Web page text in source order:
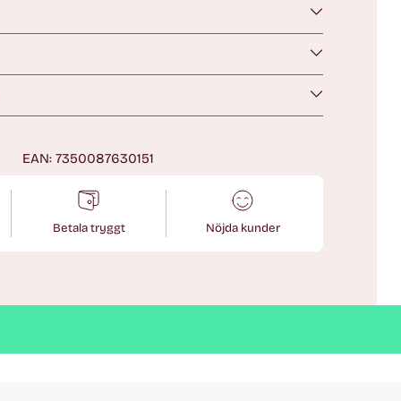
EAN: 7350087630151
Betala tryggt Nöjda kunder